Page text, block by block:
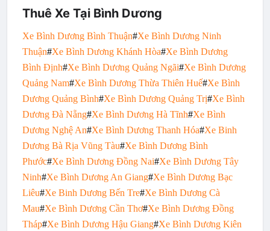
Thuê Xe Tại Bình Dương
Xe Bình Dương Bình Thuận#Xe Bình Dương Ninh
Thuận#Xe Bình Dương Khánh Hòa#Xe Bình Dương
Bình Định#Xe Bình Dương Quảng Ngãi#Xe Bình Dương
Quảng Nam#Xe Bình Dương Thừa Thiên Huế#Xe Bình
Dương Quảng Bình#Xe Bình Dương Quảng Trị#Xe Bình
Dương Đà Nẵng#Xe Bình Dương Hà Tĩnh#Xe Bình
Dương Nghệ An#Xe Bình Dương Thanh Hóa#Xe Binh
Dương Bà Rịa Vũng Tàu#Xe Bình Dương Bình
Phước#Xe Bình Dương Đồng Nai#Xe Bình Dương Tây
Ninh#Xe Bình Dương An Giang#Xe Bình Dương Bạc
Liêu#Xe Binh Dương Bến Tre#Xe Bình Dương Cà
Mau#Xe Bình Dương Cần Thơ#Xe Bình Dương Đồng
Tháp#Xe Bình Dương Hậu Giang#Xe Bình Dương Kiên